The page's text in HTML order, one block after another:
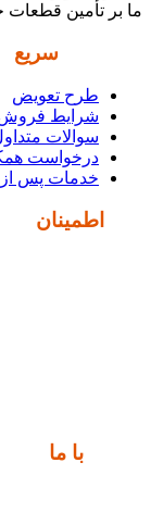
ما بر تأمین
سریع
طرح تعویض
شرایط
سوالات
درخواست
خدمات پس
اطمینان
با ما